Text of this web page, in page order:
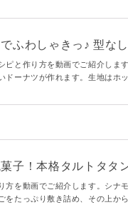
ふわしゃきっ♪ 型な
ピと作り方を動画でご紹介しま
ドーナツが作れます。生地はホ
子！本格タルトタタ
方を動画でご紹介します。シナ
をたっぷり敷き詰め、その上か